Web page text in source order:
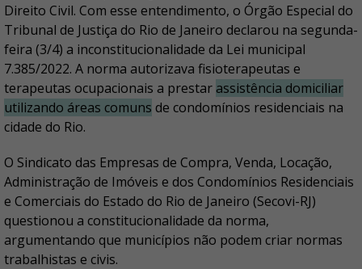
Direito Civil. Com esse entendimento, o Órgão Especial do
Tribunal de Justiça do Rio de Janeiro declarou na segunda-
feira (3/4) a inconstitucionalidade da Lei municipal
7.385/2022. A norma autorizava fisioterapeutas e
terapeutas ocupacionais a prestar assistência domiciliar
utilizando áreas comuns de condomínios residenciais na
cidade do Rio.
O Sindicato das Empresas de Compra, Venda, Locação,
Administração de Imóveis e dos Condomínios Residenciais
e Comerciais do Estado do Rio de Janeiro (Secovi-RJ)
questionou a constitucionalidade da norma,
argumentando que municípios não podem criar normas
trabalhistas e civis.